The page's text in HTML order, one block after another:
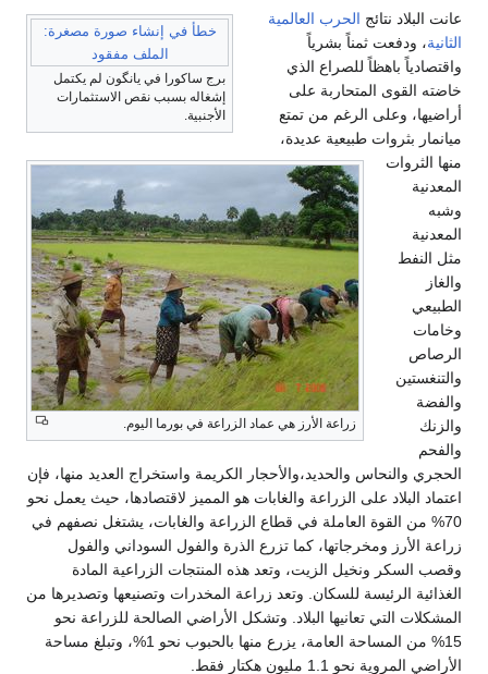
خطأ في إنشاء صورة مصغرة:
الملف مفقود
برج ساكورا في يانگون لم يكتمل
إشغاله بسبب نقص الاستثمارات
الأجنبية.
زراعة الأرز هي عماد الزراعة في بورما اليوم.
عانت البلاد نتائج الحرب العالمية
الثانية، ودفعت ثمناً بشرياً
واقتصادياً باهظاً للصراع الذي
خاضته القوى المتحاربة على
أراضيها، وعلى الرغم من تمتع
ميانمار بثروات طبيعية عديدة،
منها الثروات
المعدنية
وشبه
المعدنية
مثل النفط
والغاز
الطبيعي
وخامات
الرصاص
والتنغستين
والفضة
والزنك
والفحم
الحجري والنحاس والحديد،والأحجار الكريمة واستخراج العديد منها، فإن
اعتماد البلاد على الزراعة والغابات هو المميز لاقتصادها، حيث يعمل نحو
70% من القوة العاملة في قطاع الزراعة والغابات، يشتغل نصفهم في
زراعة الأرز ومخرجاتها، كما تزرع الذرة والفول السوداني والفول
وقصب السكر ونخيل الزيت، وتعد هذه المنتجات الزراعية المادة
الغذائية الرئيسة للسكان. وتعد زراعة المخدرات وتصنيعها وتصديرها من
المشكلات التي تعانيها البلاد. وتشكل الأراضي الصالحة للزراعة نحو
15% من المساحة العامة، يزرع منها بالحبوب نحو 1%، وتبلغ مساحة
الأراضي المروية نحو 1.1 مليون هكتار فقط.